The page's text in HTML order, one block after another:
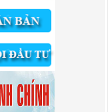
thu hồi dự toán chi ngân
giao dự toán chi ngân sách